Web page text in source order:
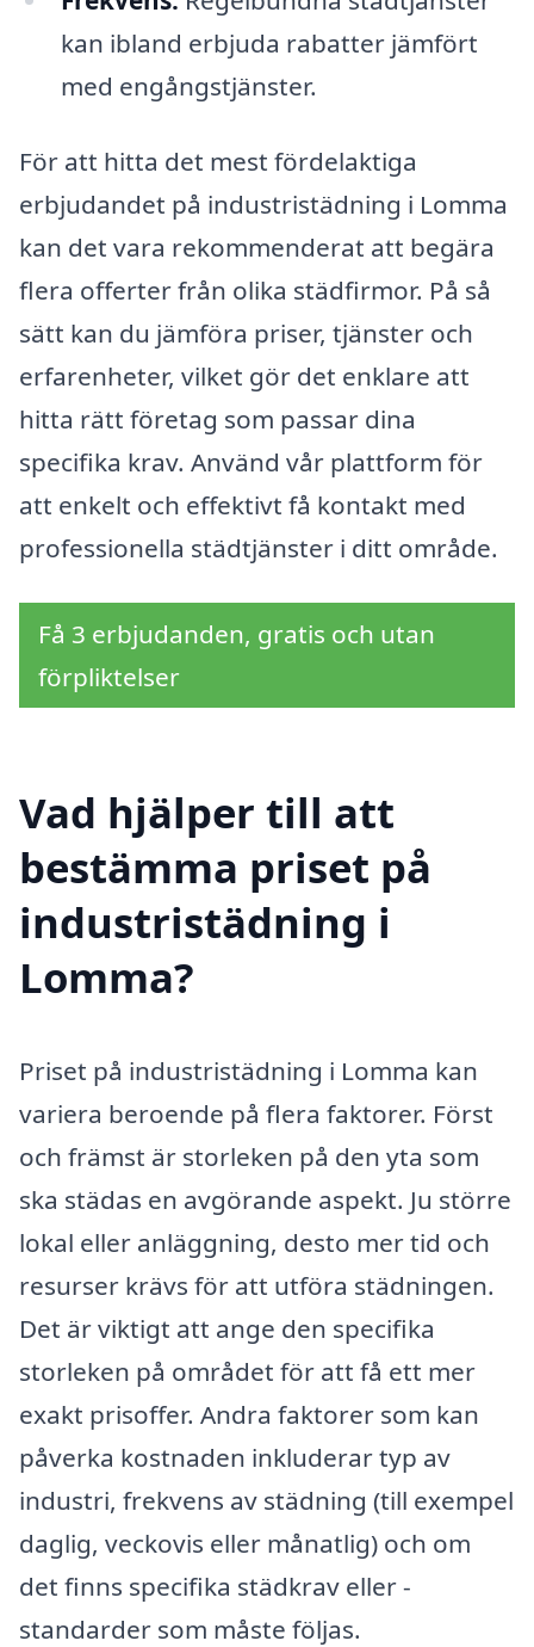
kan ibland erbjuda rabatter jämfört
med engångstjänster.
För att hitta det mest fördelaktiga
erbjudandet på industristädning i Lomma
kan det vara rekommenderat att begära
flera offerter från olika städfirmor. På så
sätt kan du jämföra priser, tjänster och
erfarenheter, vilket gör det enklare att
hitta rätt företag som passar dina
specifika krav. Använd vår plattform för
att enkelt och effektivt få kontakt med
professionella städtjänster i ditt område.
Få 3 erbjudanden, gratis och utan
förpliktelser
Vad hjälper till att
bestämma priset på
industristädning i
Lomma?
Priset på industristädning i Lomma kan
variera beroende på flera faktorer. Först
och främst är storleken på den yta som
ska städas en avgörande aspekt. Ju större
lokal eller anläggning, desto mer tid och
resurser krävs för att utföra städningen.
Det är viktigt att ange den specifika
storleken på området för att få ett mer
exakt prisoffer. Andra faktorer som kan
påverka kostnaden inkluderar typ av
industri, frekvens av städning (till exempel
daglig, veckovis eller månatlig) och om
det finns specifika städkrav eller -
standarder som måste följas.